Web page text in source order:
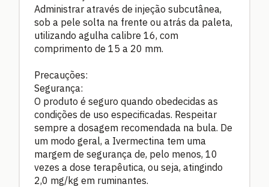
Administrar através de injeção subcutânea,
sob a pele solta na frente ou atrás da paleta,
utilizando agulha calibre 16, com
comprimento de 15 a 20 mm.
Precauções:
Segurança:
O produto é seguro quando obedecidas as
condições de uso especificadas. Respeitar
sempre a dosagem recomendada na bula. De
um modo geral, a Ivermectina tem uma
margem de segurança de, pelo menos, 10
vezes a dose terapêutica, ou seja, atingindo
2,0 mg/kg em ruminantes.